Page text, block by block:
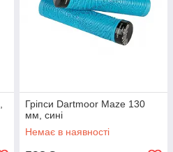
Гріпси Dartmoor Maze 130
мм, сині
Немає в наявності